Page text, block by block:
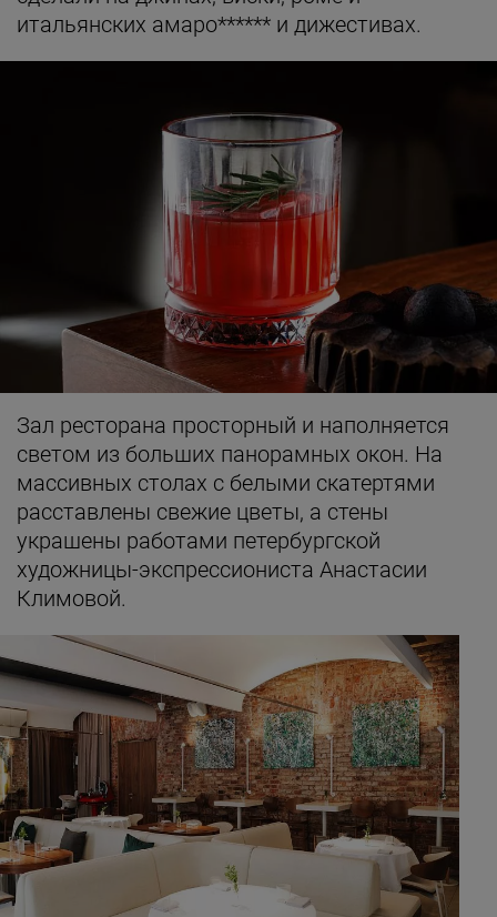
итальянских амаро****** и дижестивах.
Зал ресторана просторный и наполняется
светом из больших панорамных окон. На
массивных столах с белыми скатертями
расставлены свежие цветы, а стены
украшены работами петербургской
художницы-экспрессиониста Анастасии
Климовой.